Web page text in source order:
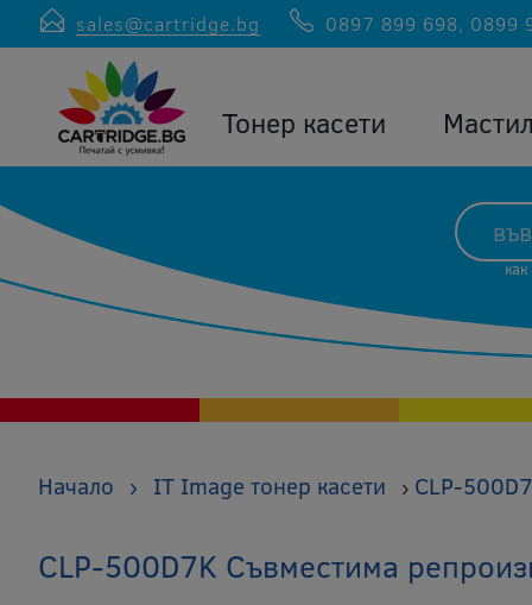
sales@cartridge.bg 0897 899 698, 0899
Тонер касети
Начало › IT Image тонер касети › CLP-
CLP-500D7K Съвместима